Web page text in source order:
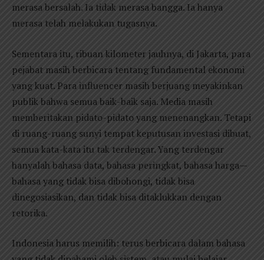
merasa bersalah. Ia tidak merasa bangga. Ia hanya
merasa telah melakukan tugasnya.
Sementara itu, ribuan kilometer jauhnya, di Jakarta, para
pejabat masih berbicara tentang fundamental ekonomi
yang kuat. Para influencer masih berjuang meyakinkan
publik bahwa semua baik-baik saja. Media masih
memberitakan pidato-pidato yang menenangkan. Tetapi
di ruang-ruang sunyi tempat keputusan investasi dibuat,
semua kata-kata itu tak terdengar. Yang terdengar
hanyalah bahasa data, bahasa peringkat, bahasa harga—
bahasa yang tidak bisa dibohongi, tidak bisa
dinegosiasikan, dan tidak bisa ditaklukkan dengan
retorika.
Indonesia harus memilih: terus berbicara dalam bahasa